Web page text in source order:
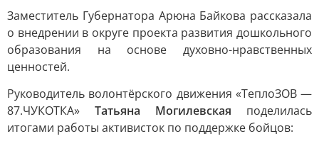
Заместитель Губернатора Арюна Байкова рассказала
о внедрении в округе проекта развития дошкольного
образования на основе духовно-нравственных
ценностей.
Руководитель волонтёрского движения «ТеплоЗОВ —
87.ЧУКОТКА» Татьяна Могилевская поделилась
итогами работы активисток по поддержке бойцов: